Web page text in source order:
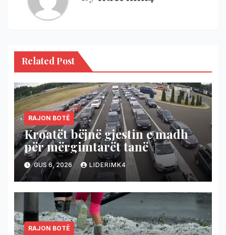
Related Post
RAJON BOTË
Kroatët bëjnë gjestin e madh
për mërgimtarët tanë
GUS 6, 2026 LIDERIMK4
RAJON BOTË